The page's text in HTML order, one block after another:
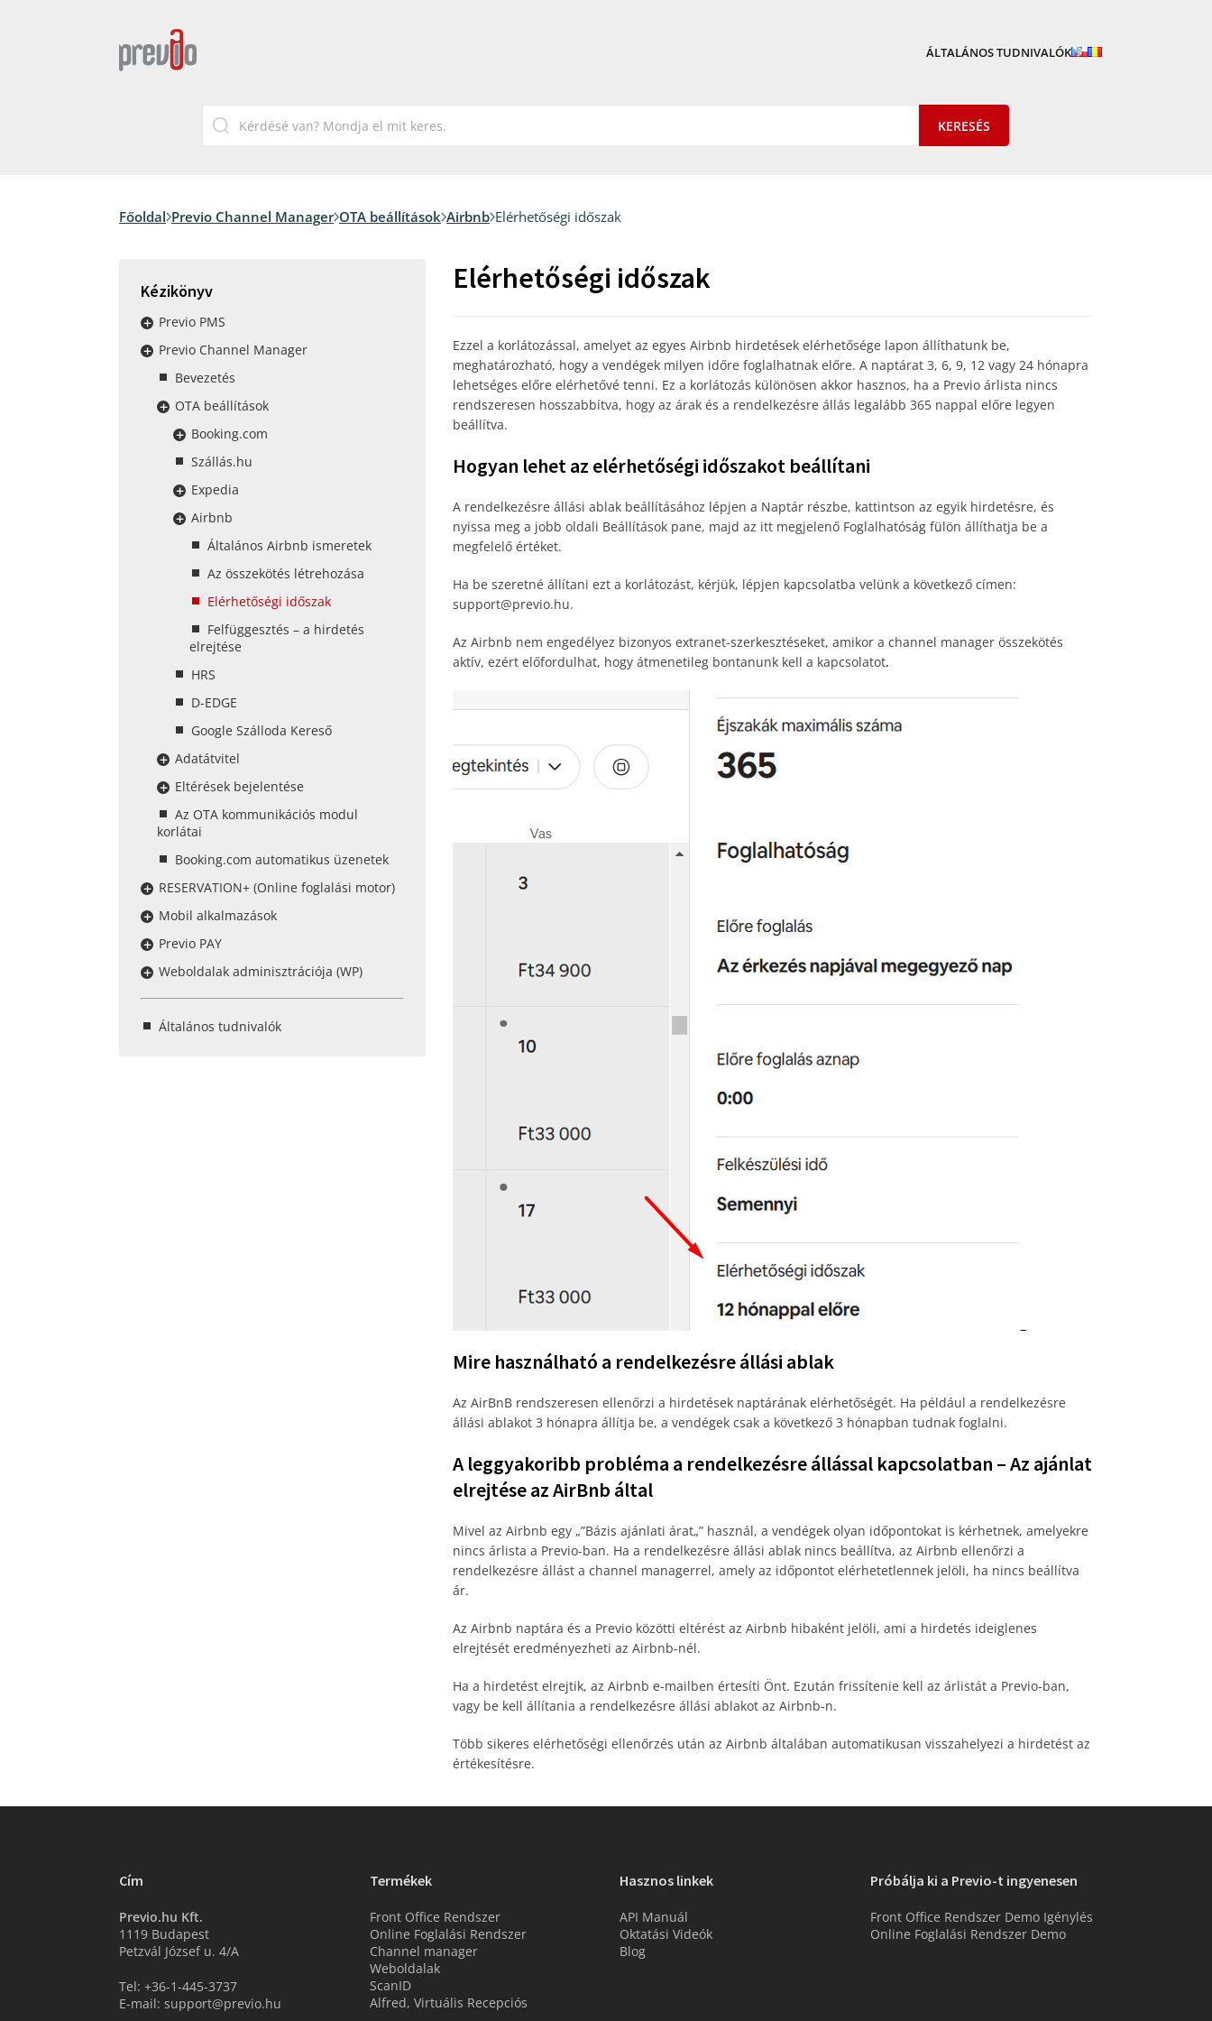
ÁLTALÁNOS TUDNIVALÓK
Főoldal Previo Channel Manager OTA beállítások Airbnb Elérhetőségi időszak
Kézikönyv
Previo PMS
Previo Channel Manager
Bevezetés
OTA beállítások
Booking.com
Szállás.hu
Expedia
Airbnb
Általános Airbnb ismeretek
Az összekötés létrehozása
Elérhetőségi időszak
Felfüggesztés – a hirdetés
elrejtése
HRS
D-EDGE
Google Szálloda Kereső
Adatátvitel
Eltérések bejelentése
Az OTA kommunikációs modul
korlátai
Booking.com automatikus üzenetek
RESERVATION+ (Online foglalási motor)
Mobil alkalmazások
Previo PAY
Weboldalak adminisztrációja (WP)
Általános tudnivalók
Elérhetőségi időszak
Ezzel a korlátozással, amelyet az egyes Airbnb hirdetések elérhetősége lapon állíthatunk be,
meghatározható, hogy a vendégek milyen időre foglalhatnak előre. A naptárat 3, 6, 9, 12 vagy 24 hónapra
lehetséges előre elérhetővé tenni. Ez a korlátozás különösen akkor hasznos, ha a Previo árlista nincs
rendszeresen hosszabbítva, hogy az árak és a rendelkezésre állás legalább 365 nappal előre legyen
beállítva.
Hogyan lehet az elérhetőségi időszakot beállítani
A rendelkezésre állási ablak beállításához lépjen a Naptár részbe, kattintson az egyik hirdetésre, és
nyissa meg a jobb oldali Beállítások pane, majd az itt megjelenő Foglalhatóság fülön állíthatja be a
megfelelő értéket.
Ha be szeretné állítani ezt a korlátozást, kérjük, lépjen kapcsolatba velünk a következő címen:
support@previo.hu.
Az Airbnb nem engedélyez bizonyos extranet-szerkesztéseket, amikor a channel manager összekötés
aktív, ezért előfordulhat, hogy átmenetileg bontanunk kell a kapcsolatot.
Mire használható a rendelkezésre állási ablak
Az AirBnB rendszeresen ellenőrzi a hirdetések naptárának elérhetőségét. Ha például a rendelkezésre
állási ablakot 3 hónapra állítja be, a vendégek csak a következő 3 hónapban tudnak foglalni.
A leggyakoribb probléma a rendelkezésre állással kapcsolatban – Az ajánlat
elrejtése az AirBnb által
Mivel az Airbnb egy „”Bázis ajánlati árat„” használ, a vendégek olyan időpontokat is kérhetnek, amelyekre
nincs árlista a Previo-ban. Ha a rendelkezésre állási ablak nincs beállítva, az Airbnb ellenőrzi a
rendelkezésre állást a channel managerrel, amely az időpontot elérhetetlennek jelöli, ha nincs beállítva
ár.
Az Airbnb naptára és a Previo közötti eltérést az Airbnb hibaként jelöli, ami a hirdetés ideiglenes
elrejtését eredményezheti az Airbnb-nél.
Ha a hirdetést elrejtik, az Airbnb e-mailben értesíti Önt. Ezután frissítenie kell az árlistát a Previo-ban,
vagy be kell állítania a rendelkezésre állási ablakot az Airbnb-n.
Több sikeres elérhetőségi ellenőrzés után az Airbnb általában automatikusan visszahelyezi a hirdetést az
értékesítésre.
Cím
Previo.hu Kft.
1119 Budapest
Petzvál József u. 4/A
Tel: +36-1-445-3737
E-mail: support@previo.hu
Termékek
Front Office Rendszer
Online Foglalási Rendszer
Channel manager
Weboldalak
ScanID
Alfred, Virtuális Recepciós
Hasznos linkek
API Manuál
Oktatási Videók
Blog
Próbálja ki a Previo-t ingyenesen
Front Office Rendszer Demo Igénylés
Online Foglalási Rendszer Demo